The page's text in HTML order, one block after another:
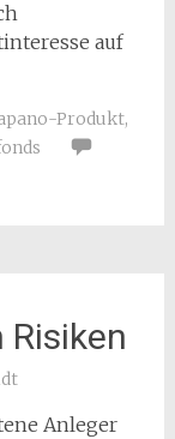
auf
Produkt,
Risiken
Anleger